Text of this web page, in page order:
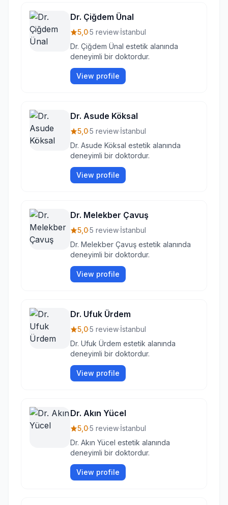
Dr. Çiğdem Ünal
5,0·5 review·İstanbul
Dr. Çiğdem Ünal estetik alanında
deneyimli bir doktordur.
View profile
Dr. Asude Köksal
5,0·5 review·İstanbul
Dr. Asude Köksal estetik alanında
deneyimli bir doktordur.
View profile
Dr. Melekber Çavuş
5,0·5 review·İstanbul
Dr. Melekber Çavuş estetik alanında
deneyimli bir doktordur.
View profile
Dr. Ufuk Ürdem
5,0·5 review·İstanbul
Dr. Ufuk Ürdem estetik alanında
deneyimli bir doktordur.
View profile
Dr. Akın Yücel
5,0·5 review·İstanbul
Dr. Akın Yücel estetik alanında
deneyimli bir doktordur.
View profile